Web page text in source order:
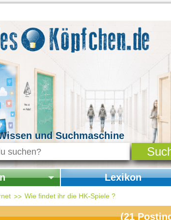
und Suchmaschine
Lexikon
Startseite Lexikon
Wie findet ihr die HK-Spiele ?
(21